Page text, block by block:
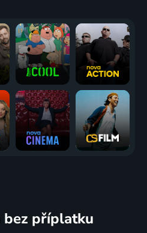
bez příplatku